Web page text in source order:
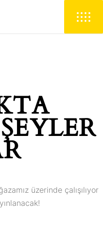
üzerinde çalışılıyor